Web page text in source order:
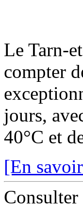
Le Tarn-
compter
jours,
40°C et
[En
Consulter